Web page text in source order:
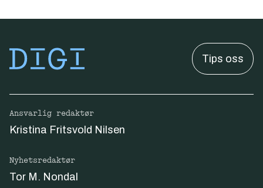
Tips oss
Ansvarlig redaktør
Kristina Fritsvold Nilsen
Nyhetsredaktør
Tor M. Nondal